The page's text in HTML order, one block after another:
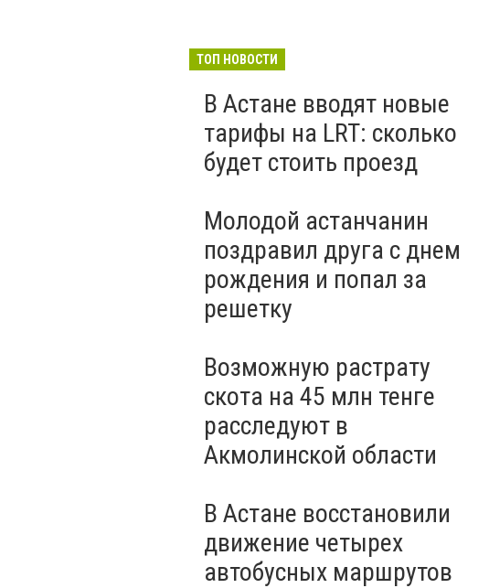
ТОП НОВОСТИ
В Астане вводят новые
тарифы на LRT: сколько
будет стоить проезд
Молодой астанчанин
поздравил друга с днем
рождения и попал за
решетку
Возможную растрату
скота на 45 млн тенге
расследуют в
Акмолинской области
В Астане восстановили
движение четырех
автобусных маршрутов